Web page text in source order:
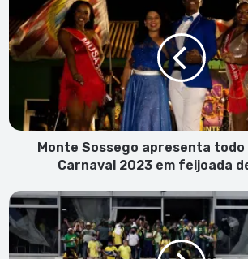
Sossego
apresenta
todo
elenco
2023
em
feijoadaMonte Sossego apresenta
Carnaval 2023 em feijoada
Cabo
Verde
junta